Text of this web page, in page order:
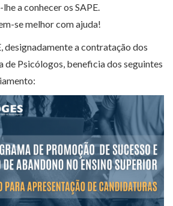
a conhecer os SAPE.
se melhor com ajuda!
designadamente a contratação dos
de Psicólogos, beneficia dos seguintes